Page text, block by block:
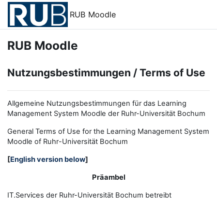
Zum Hauptinhalt
RUB Moodle
RUB Moodle
Nutzungsbestimmungen / Terms of Use
Allgemeine Nutzungsbestimmungen für das Learning
Management System Moodle der Ruhr-Universität Bochum
General Terms of Use for the Learning Management System
Moodle of Ruhr-Universität Bochum
[English version below]
Präambel
IT.Services der Ruhr-Universität Bochum betreibt